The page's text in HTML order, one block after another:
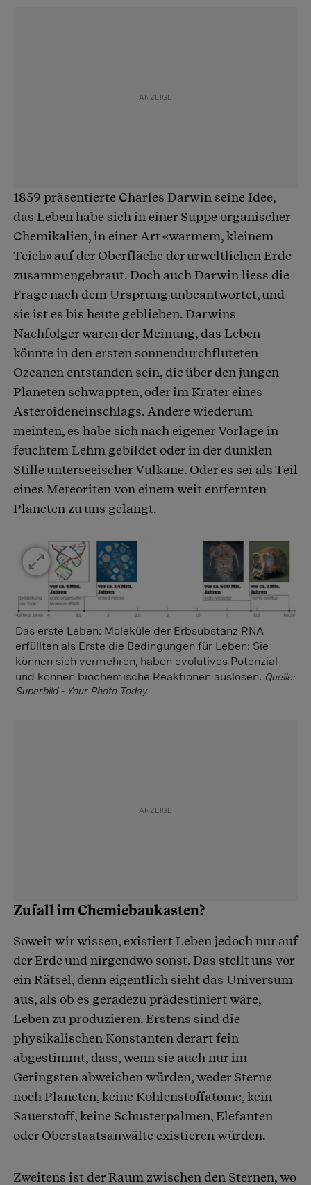
1859 präsentierte Charles Darwin seine Idee,
das Leben habe sich in einer Suppe organischer
Chemikalien, in einer Art «warmem, kleinem
Teich» auf der Oberfläche der urweltlichen Erde
zusammengebraut. Doch auch Darwin liess die
Frage nach dem Ursprung unbeantwortet, und
sie ist es bis heute geblieben. Darwins
Nachfolger waren der Meinung, das Leben
könnte in den ersten sonnendurchfluteten
Ozeanen entstanden sein, die über den jungen
Planeten schwappten, oder im Krater eines
Asteroideneinschlags. Andere wiederum
meinten, es habe sich nach eigener Vorlage in
feuchtem Lehm gebildet oder in der dunklen
Stille unterseeischer Vulkane. Oder es sei als Teil
eines Meteoriten von einem weit entfernten
Planeten zu uns gelangt.
Das erste Leben: Moleküle der Erbsubstanz RNA
erfüllten als Erste die Bedingungen für Leben: Sie
können sich vermehren, haben evolutives Potenzial
und können biochemische Reaktionen auslösen. Quelle:
Superbild - Your Photo Today
Zufall im Chemiebaukasten?
Soweit wir wissen, existiert Leben jedoch nur auf
der Erde und nirgendwo sonst. Das stellt uns vor
ein Rätsel, denn eigentlich sieht das Universum
aus, als ob es geradezu prädestiniert wäre,
Leben zu produzieren. Erstens sind die
physikalischen Konstanten derart fein
abgestimmt, dass, wenn sie auch nur im
Geringsten abweichen würden, weder Sterne
noch Planeten, keine Kohlenstoffatome, kein
Sauerstoff, keine Schusterpalmen, Elefanten
oder Oberstaatsanwälte existieren würden.
Zweitens ist der Raum zwischen den Sternen, wo